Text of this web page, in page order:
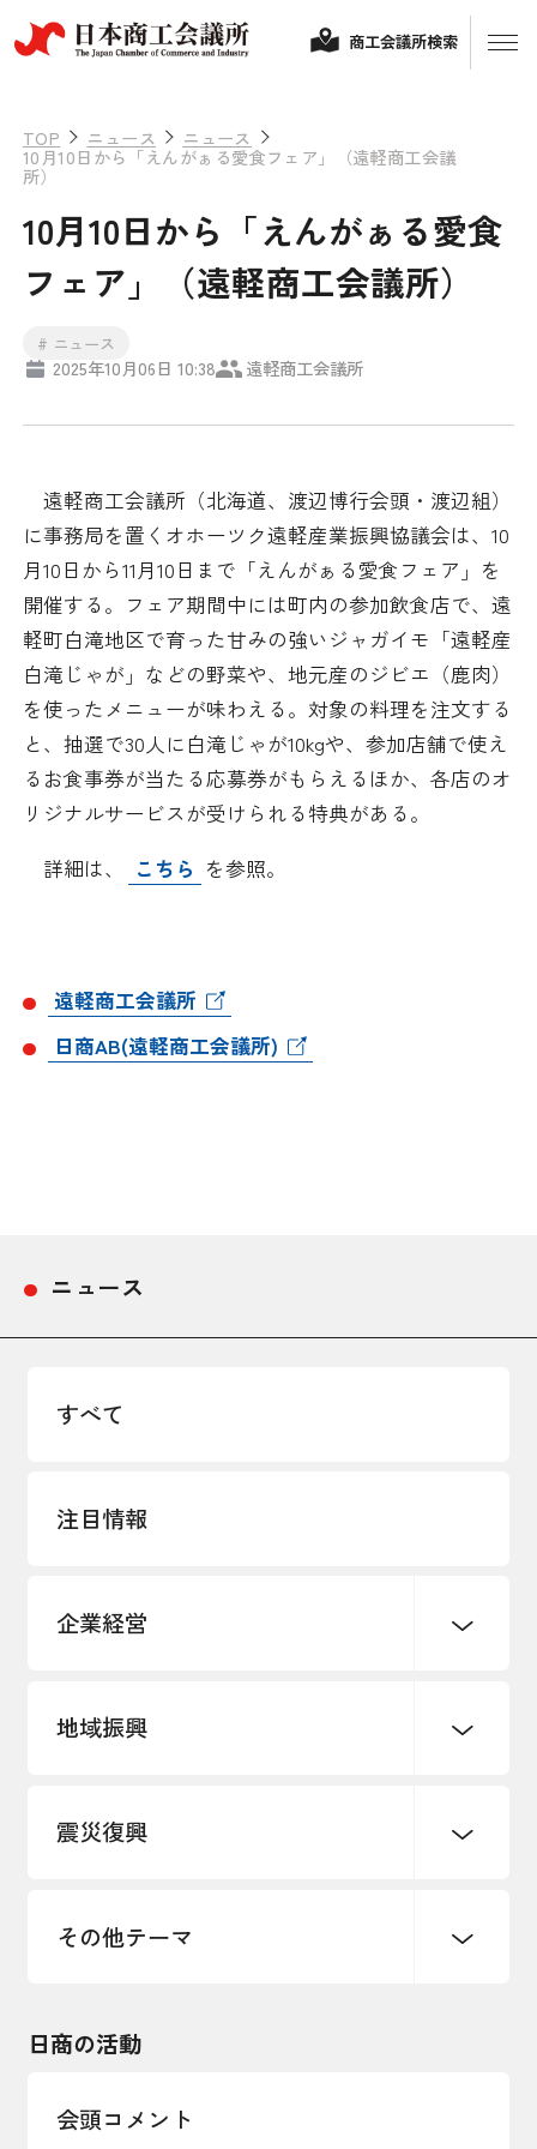
経営相談
融資制度・補助金
保険・共済
検定試験
ビジネス交流
海外ビジネス・貿易証明
情報提供・広報
政策提言
調査・研究
日本商工会議所とは
組織概要
役員紹介
日商のあゆみ
委員会・専門委員会
情報公開
商工会議所検索
TOP ニュース ニュース
10月10日から「えんがぁる愛食フェア」（遠軽商工会議
所）
10月10日から「えんがぁる愛食
フェア」（遠軽商工会議所）
# ニュース
2025年10月06日 10:38 遠軽商工会議所
遠軽商工会議所（北海道、渡辺博行会頭・渡辺組）
に事務局を置くオホーツク遠軽産業振興協議会は、10
月10日から11月10日まで「えんがぁる愛食フェア」を
開催する。フェア期間中には町内の参加飲食店で、遠
軽町白滝地区で育った甘みの強いジャガイモ「遠軽産
白滝じゃが」などの野菜や、地元産のジビエ（鹿肉）
を使ったメニューが味わえる。対象の料理を注文する
と、抽選で30人に白滝じゃが10kgや、参加店舗で使え
るお食事券が当たる応募券がもらえるほか、各店のオ
リジナルサービスが受けられる特典がある。
詳細は、
こちら を参照。
遠軽商工会議所
日商AB(遠軽商工会議所)
ニュース
すべて
注目情報
企業経営
創業
事業承継・引継ぎ支援
雇用・労働・人材確保
地域振興
まちづくり
震災復興
令和６年能登半島地震関連
その他テーマ
インボイス制度
日商の活動
会頭コメント